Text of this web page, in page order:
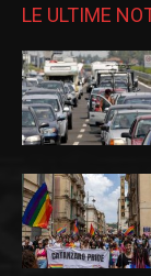
LE ULTIME